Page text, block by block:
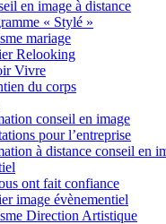
en image à distance
« Stylé »
mariage
Relooking
Vivre
du corps
conseil en image
pour l’entreprise
à distance conseil en
ont fait confiance
image évènementiel
Direction Artistique